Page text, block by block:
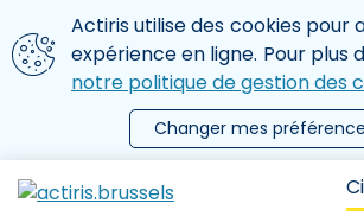
Aller au contenu principal
Nous utilisons des cookies
Actiris utilise des cookies pour
expérience en ligne. Pour plus
notre politique de gestion des
Changer mes
le menu